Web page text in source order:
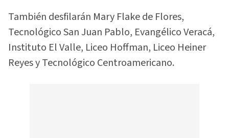
También desfilarán Mary Flake de Flores,
Tecnológico San Juan Pablo, Evangélico Veracá,
Instituto El Valle, Liceo Hoffman, Liceo Heiner
Reyes y Tecnológico Centroamericano.